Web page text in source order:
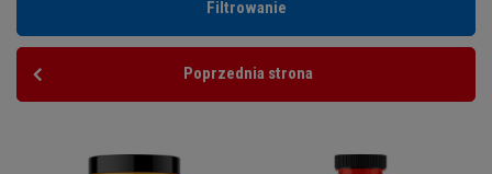
Filtrowanie
Poprzednia strona